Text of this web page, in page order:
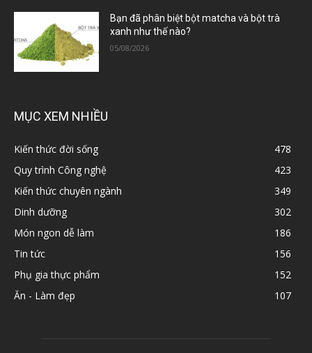
Bạn đã phân biệt bột matcha và bột trà
xanh như thế nào?
05/08/2026
MỤC XEM NHIỀU
Kiến thức đời sống
478
Quy trình Công nghệ
423
Kiến thức chuyên ngành
349
Dinh dưỡng
302
Món ngon dễ làm
186
Tin tức
156
Phụ gia thực phẩm
152
Ăn - Làm đẹp
107